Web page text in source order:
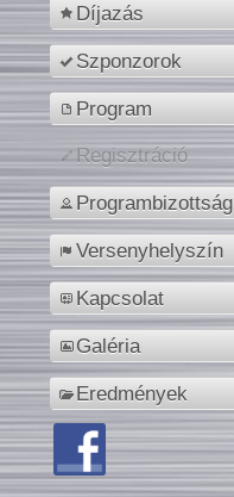
Díjazás
Szponzorok
Program
Regisztráció
Programbizottság
Versenyhelyszín
Kapcsolat
Galéria
Eredmények